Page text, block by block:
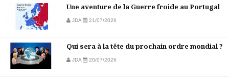
Une aventure de la Guerre froide au Portugal
JDA 21/07/2026
Qui sera à la tête du prochain ordre mondial ?
JDA 20/07/2026